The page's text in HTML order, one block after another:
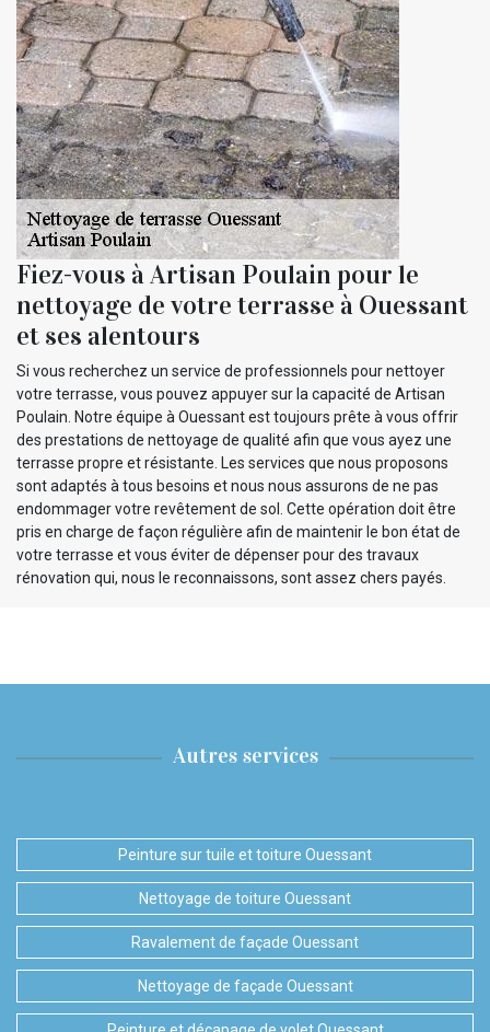
Fiez-vous à Artisan Poulain pour le
nettoyage de votre terrasse à Ouessant
et ses alentours
Si vous recherchez un service de professionnels pour nettoyer
votre terrasse, vous pouvez appuyer sur la capacité de Artisan
Poulain. Notre équipe à Ouessant est toujours prête à vous offrir
des prestations de nettoyage de qualité afin que vous ayez une
terrasse propre et résistante. Les services que nous proposons
sont adaptés à tous besoins et nous nous assurons de ne pas
endommager votre revêtement de sol. Cette opération doit être
pris en charge de façon régulière afin de maintenir le bon état de
votre terrasse et vous éviter de dépenser pour des travaux
rénovation qui, nous le reconnaissons, sont assez chers payés.
Autres services
Peinture sur tuile et toiture Ouessant
Nettoyage de toiture Ouessant
Ravalement de façade Ouessant
Nettoyage de façade Ouessant